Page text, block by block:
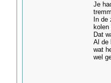
Je
In
Dat
Al de
wat
wel